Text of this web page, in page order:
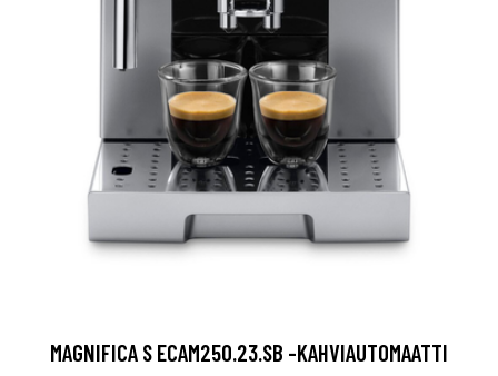
MAGNIFICA S ECAM250.23.SB -KAHVIAUTOMAATTI